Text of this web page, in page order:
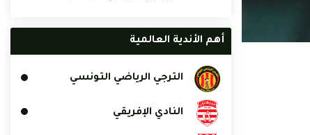
أهم الأندية العالمية
الترجي الرياضي التونسي
النادي الإفريقي